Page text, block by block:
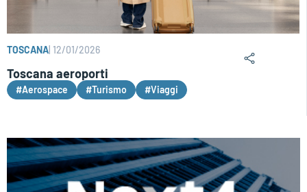
TOSCANA 12/01/2026
Toscana aeroporti
#Aerospace #Turismo #Viaggi